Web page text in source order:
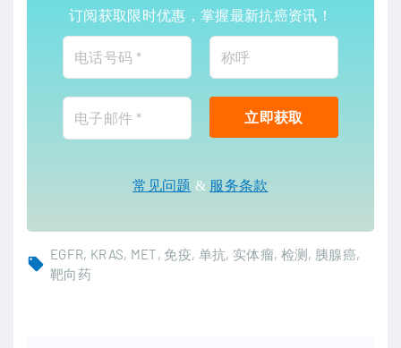
订阅获取限时优惠，掌握最新抗癌资讯！
常见问题 & 服务条款
EGFR KRAS MET 免疫 单抗 实体瘤 检测 胰腺癌
靶向药